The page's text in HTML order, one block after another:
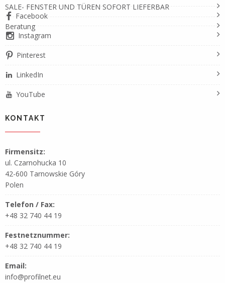
SALE- FENSTER UND TÜREN SOFORT LIEFERBAR
Beratung
Facebook
Instagram
Pinterest
LinkedIn
YouTube
KONTAKT
Firmensitz:
ul. Czarnohucka 10
42-600 Tarnowskie Góry
Polen
Telefon / Fax:
+48 32 740 44 19
Festnetznummer:
+48 32 740 44 19
Email:
info@profilnet.eu